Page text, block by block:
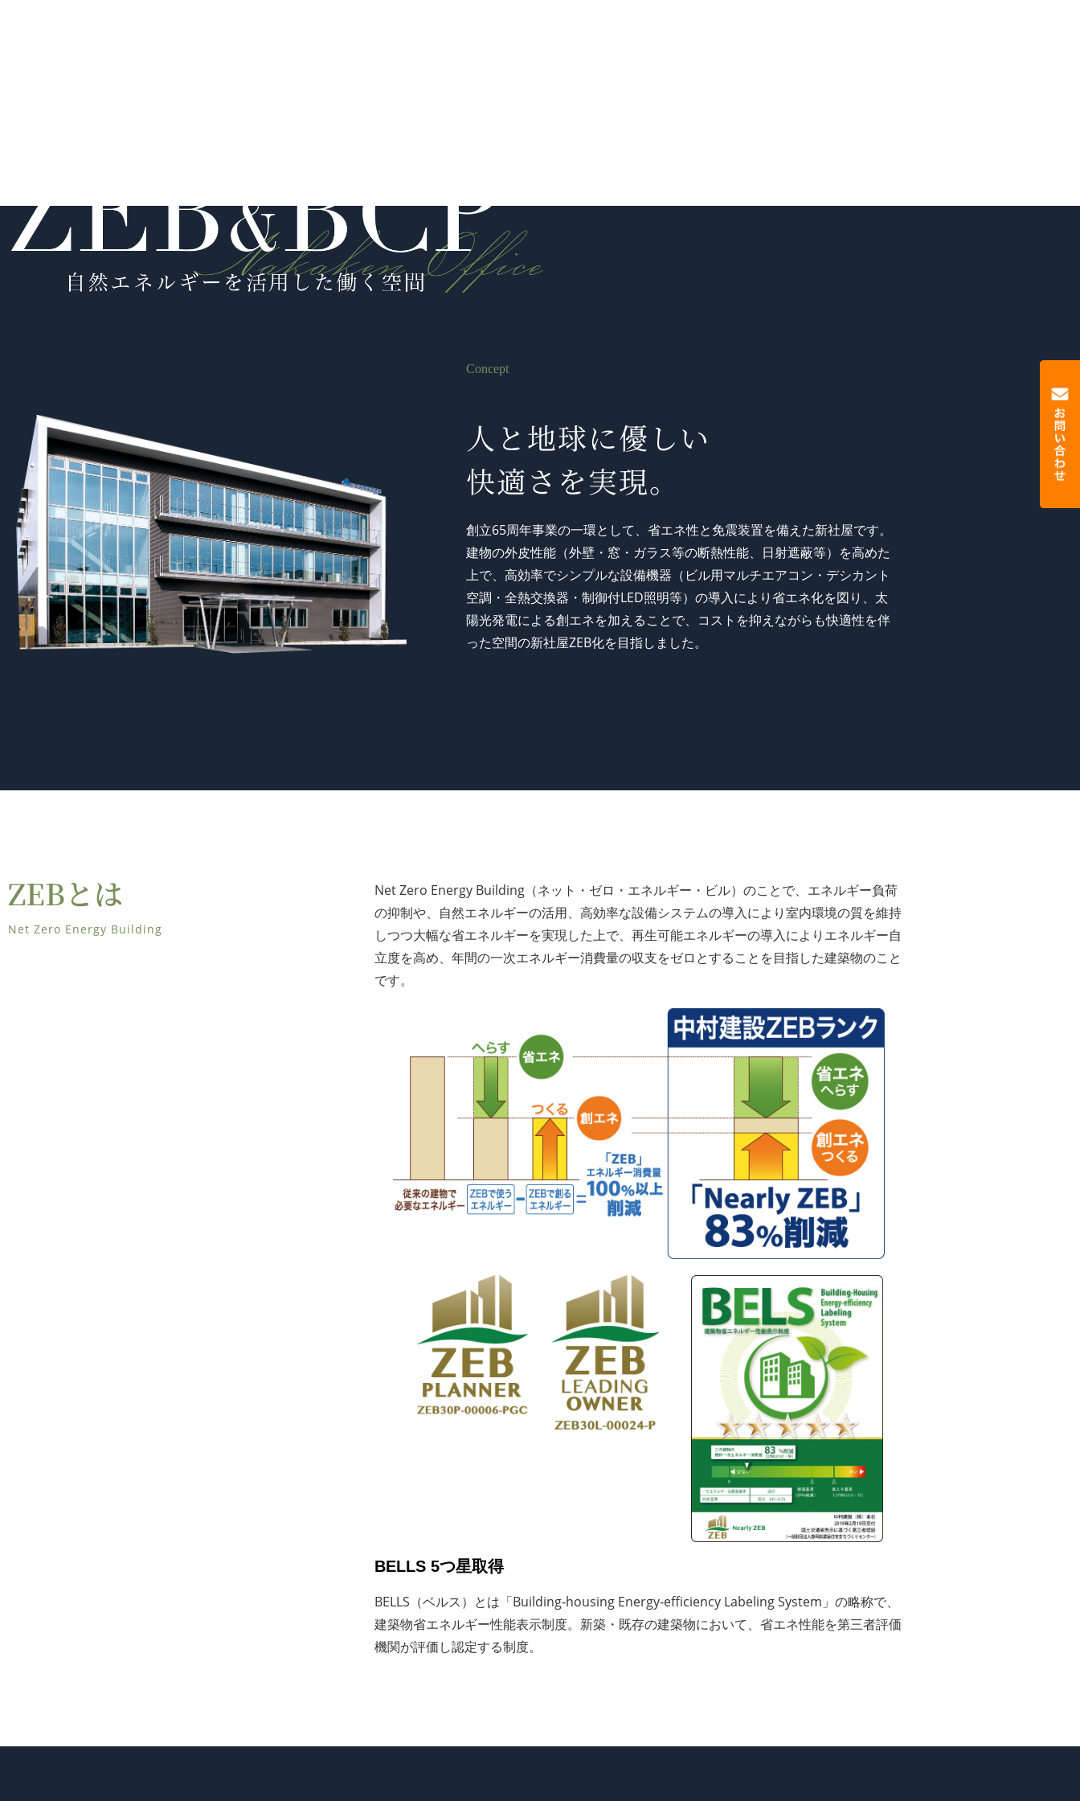
Concept
人と地球に優しい
快適さを実現。
創立65周年事業の一環として、省エネ性と免震装置を備えた新社屋です。
建物の外皮性能（外壁・窓・ガラス等の断熱性能、日射遮蔽等）を高めた
上で、高効率でシンプルな設備機器（ビル用マルチエアコン・デシカント
空調・全熱交換器・制御付LED照明等）の導入により省エネ化を図り、太
陽光発電による創エネを加えることで、コストを抑えながらも快適性を伴
った空間の新社屋ZEB化を目指しました。
ZEBとは
Net Zero Energy Building
Net Zero Energy Building（ネット・ゼロ・エネルギー・ビル）のことで、エネルギー負荷
の抑制や、自然エネルギーの活用、高効率な設備システムの導入により室内環境の質を維持
しつつ大幅な省エネルギーを実現した上で、再生可能エネルギーの導入によりエネルギー自
立度を高め、年間の一次エネルギー消費量の収支をゼロとすることを目指した建築物のこと
です。
BELLS 5つ星取得
BELLS（ベルス）とは「Building-housing Energy-efficiency Labeling System」の略称で、
建築物省エネルギー性能表示制度。新築・既存の建築物において、省エネ性能を第三者評価
機関が評価し認定する制度。